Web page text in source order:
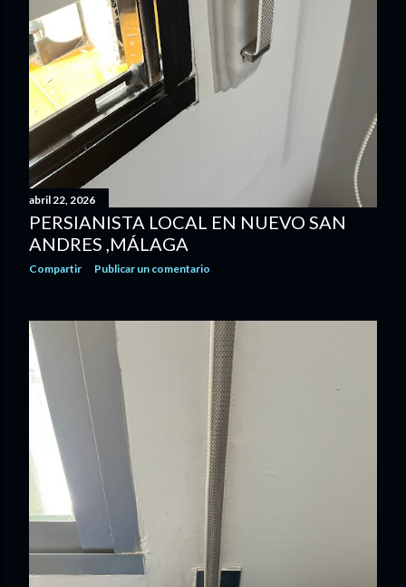
abril 22, 2026
PERSIANISTA LOCAL EN NUEVO SAN
ANDRES ,MÁLAGA
Compartir Publicar un comentario